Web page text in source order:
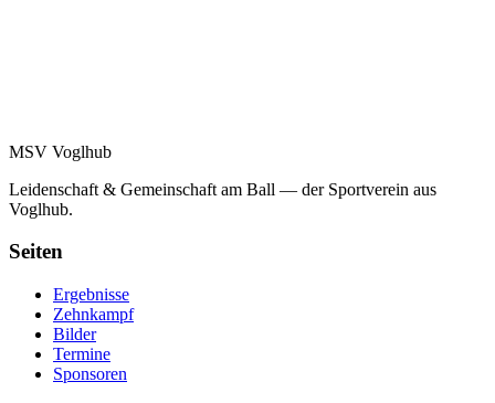
MSV Voglhub
Leidenschaft & Gemeinschaft am Ball — der Sportverein aus
Voglhub.
Seiten
Ergebnisse
Zehnkampf
Bilder
Termine
Sponsoren